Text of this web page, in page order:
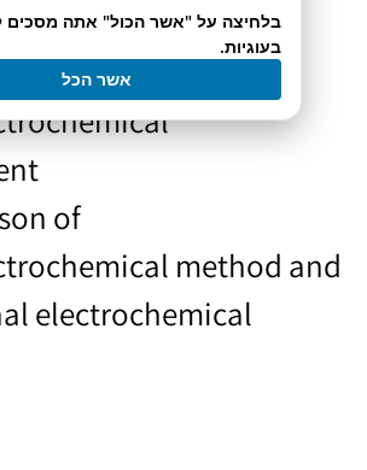
method
of
of
method and
electrochemical
בלחיצה על "אשר הכול" אתה מסכים
בעוגיות.
אשר הכל